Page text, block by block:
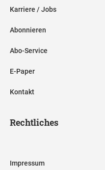
Karriere / Jobs
Abonnieren
Abo-Service
E-Paper
Kontakt
Rechtliches
Impressum